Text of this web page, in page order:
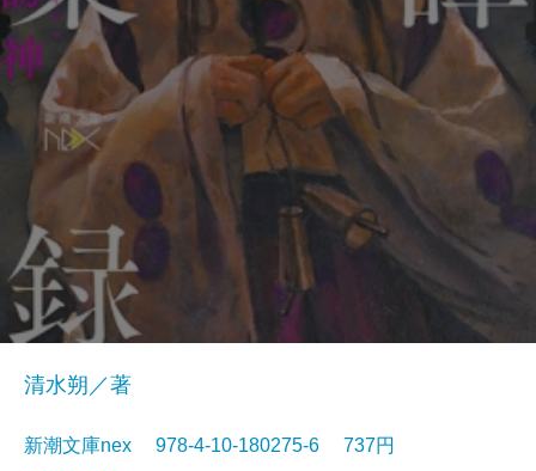
清水朔／著
新潮文庫nex 978-4-10-180275-6 737円